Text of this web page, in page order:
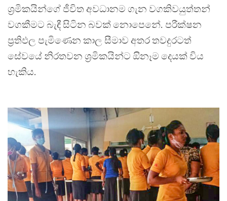
ශ්‍රමිකයින්ගේ ජීවිත අවධානම ගැන වගකිවයුත්තන්
වගකීමට බැඳී සිටින බවක් නොපෙනේ. පරීක්ෂන
ප්‍රතිඵල පැමිණෙන කාල සීමාව අතර තවදුරටත්
සේවයේ නිරතවන ශ්‍රමිකයින්ට ඔිනෑම දෙයක් විය
හැකිය.